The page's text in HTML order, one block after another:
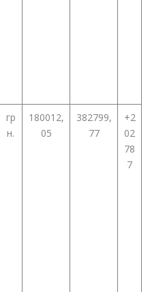
гр
н.
180012,
05
382799,
77
+2
02
78
7